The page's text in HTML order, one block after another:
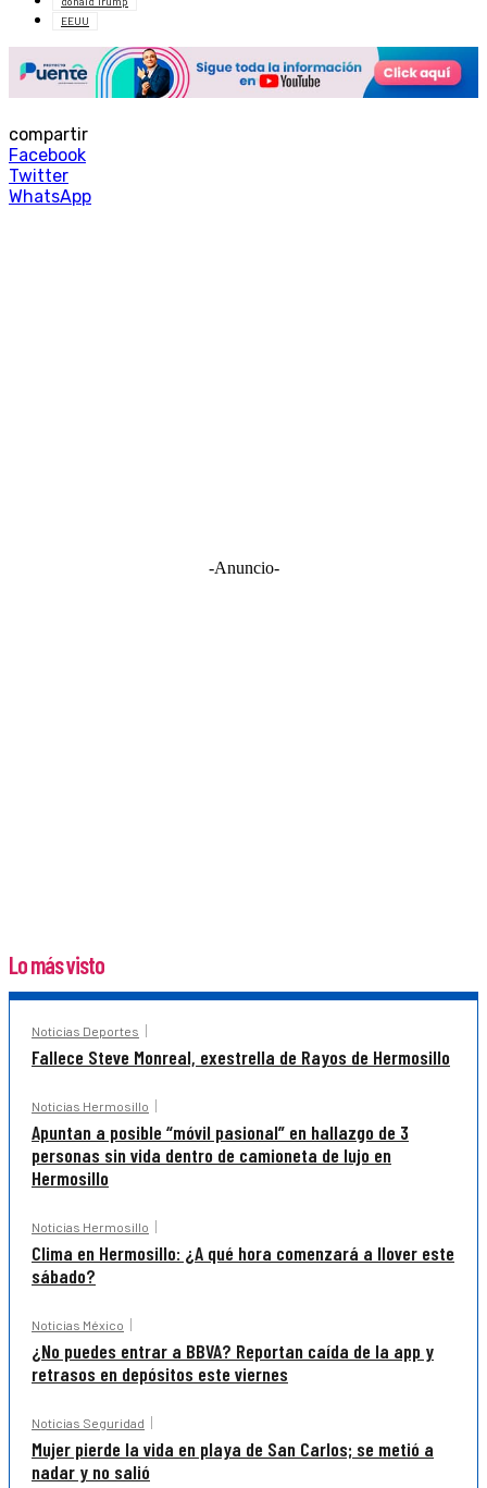
EEUU
compartir
Facebook
Twitter
WhatsApp
-Anuncio-
Lo más visto
Noticias Deportes
Fallece Steve Monreal, exestrella de Rayos de Hermosillo
Noticias Hermosillo
Apuntan a posible “móvil pasional” en hallazgo de 3
personas sin vida dentro de camioneta de lujo en
Hermosillo
Noticias Hermosillo
Clima en Hermosillo: ¿A qué hora comenzará a llover este
sábado?
Noticias México
¿No puedes entrar a BBVA? Reportan caída de la app y
retrasos en depósitos este viernes
Noticias Seguridad
Mujer pierde la vida en playa de San Carlos; se metió a
nadar y no salió